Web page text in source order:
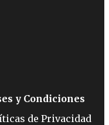
y Condiciones
de Privacidad